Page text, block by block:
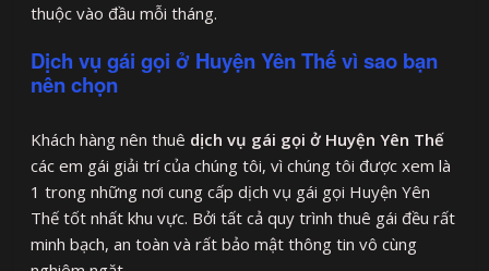
thuộc vào đầu mỗi tháng.
Dịch vụ gái gọi ở Huyện Yên Thế vì sao bạn
nên chọn
Khách hàng nên thuê dịch vụ gái gọi ở Huyện Yên Thế
các em gái giải trí của chúng tôi, vì chúng tôi được xem là
1 trong những nơi cung cấp dịch vụ gái gọi Huyện Yên
Thế tốt nhất khu vực. Bởi tất cả quy trình thuê gái đều rất
minh bạch, an toàn và rất bảo mật thông tin vô cùng